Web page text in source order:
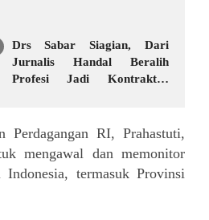
Drs Sabar Siagian, Dari
Jurnalis Handal Beralih
Profesi Jadi Kontraktor
RI, Prahastuti,
mengawal dan memonitor
termasuk Provinsi